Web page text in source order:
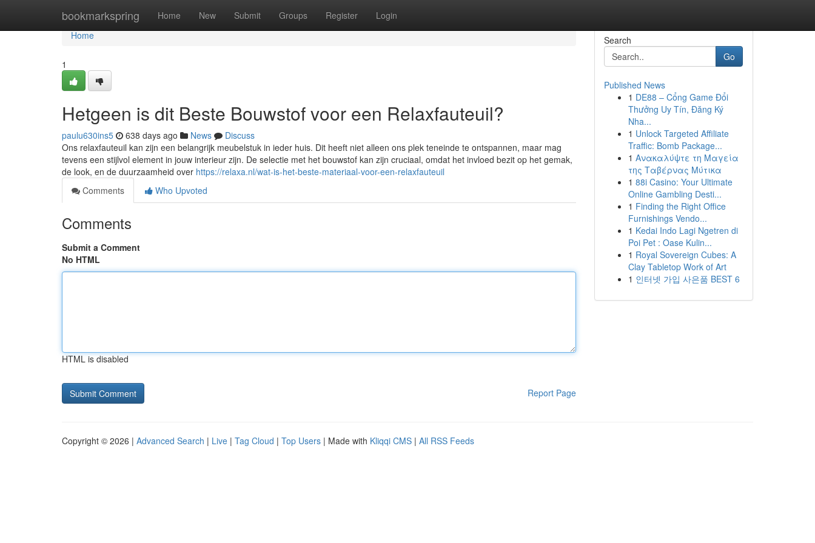
bookmarkspring Home New Submit Groups Register Login
Home
Home
1
Hetgeen is dit Beste Bouwstof voor een Relaxfauteuil?
paulu630ins5 638 days ago News
Discuss
Ons relaxfauteuil kan zijn een belangrijk meubelstuk in ieder huis. Dit heeft niet alleen ons plek teneinde te ontspannen, maar mag
tevens een stijlvol element in jouw interieur zijn. De selectie met het bouwstof kan zijn cruciaal, omdat het invloed bezit op het gemak,
de look, en de duurzaamheid over https://relaxa.nl/wat-is-het-beste-materiaal-voor-een-relaxfauteuil
Comments
Who Upvoted
Comments
Submit a Comment
No HTML
HTML is disabled
Report Page
Search
Go
Published News
1 DE88 – Cổng Game Đổi
Thưởng Uy Tín, Đăng Ký
Nha...
1 Unlock Targeted Affiliate
Traffic: Bomb Package...
1 Ανακαλύψτε τη Μαγεία
της Ταβέρνας Μύτικα
1 88i Casino: Your Ultimate
Online Gambling Desti...
1 Finding the Right Office
Furnishings Vendo...
1 Kedai Indo Lagi Ngetren di
Poi Pet : Oase Kulin...
1 Royal Sovereign Cubes: A
Clay Tabletop Work of Art
1 인터넷 가입 사은품 BEST 6
Copyright © 2026 | Advanced Search | Live | Tag Cloud | Top Users | Made with Kliqqi CMS | All RSS Feeds